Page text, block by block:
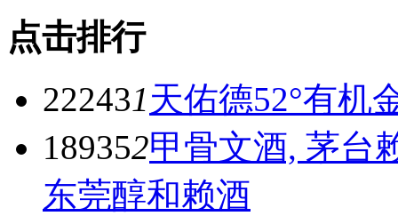
点击排行
222431天佑德52°有机
189352甲骨文酒, 茅台
东莞醇和赖酒